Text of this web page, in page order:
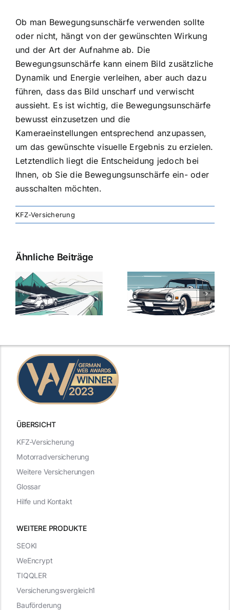
Ob man Bewegungsunschärfe verwenden sollte
oder nicht, hängt von der gewünschten Wirkung
und der Art der Aufnahme ab. Die
Bewegungsunschärfe kann einem Bild zusätzliche
Dynamik und Energie verleihen, aber auch dazu
führen, dass das Bild unscharf und verwischt
aussieht. Es ist wichtig, die Bewegungsunschärfe
bewusst einzusetzen und die
Kameraeinstellungen entsprechend anzupassen,
um das gewünschte visuelle Ergebnis zu erzielen.
Letztendlich liegt die Entscheidung jedoch bei
Ihnen, ob Sie die Bewegungsunschärfe ein- oder
ausschalten möchten.
KFZ-Versicherung
Ähnliche Beiträge
Versicherung:
Günstige Kfz-
Versicherungstarife
mit Top-
Kfz-
Die besten
Angebote im
ÜBERSICHT
WEITERE PRODUKTE
KFZ-Versicherung
Motorradversicherung
Weitere Versicherungen
Glossar
Hilfe und Kontakt
SEOKI
WeEncrypt
TIQQLER
Versicherungsvergleich1
Bauförderung